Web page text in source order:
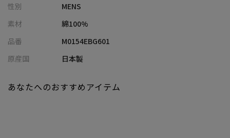
もご活用いただけます。
1939年、東京都生まれ。文化学院美術科、原信子アカデミーを卒
業後、1964年から注文服の制作をスタート。海外生活を経て1970
〈MEN'S BIGI ヨーロッパ〉を設立してパリでコレクションを発
性別
MENS
素材
綿100%
品番
M0154EBG601
原産国
日本製
あなたへのおすすめアイテム